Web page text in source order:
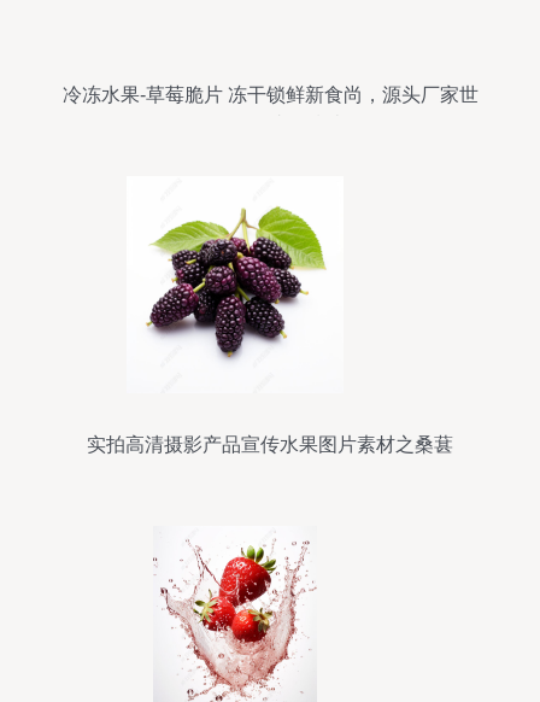
冷冻水果-草莓脆片 冻干锁鲜新食尚，源头厂家世
实拍高清摄影产品宣传水果图片素材之桑葚